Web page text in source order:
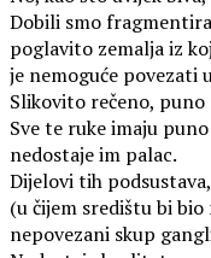
Dobili smo
poglavito zemalja iz
je nemoguće povezati
Slikovito rečeno, puno
Sve te ruke imaju
nedostaje im palac.
Dijelovi tih
(u čijem središtu bi
nepovezani skup